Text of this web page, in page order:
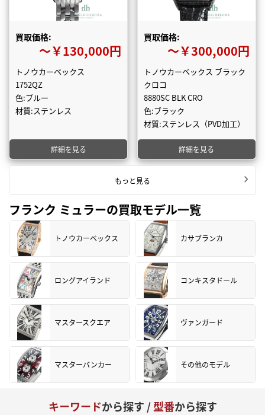
買取価格:
〜￥130,000円
トノウカーベックス
1752QZ
色:ブルー
材質:ステンレス
詳細を見る
買取価格:
〜￥300,000円
トノウカーベックス ブラック
クロコ
8880SC BLK CRO
色:ブラック
材質:ステンレス（PVD加工）
詳細を見る
もっと見る
フランク ミュラーの買取モデル一覧
トノウカーベックス カサブランカ
ロングアイランド コンキスタドール
マスタースクエア ヴァンガード
マスターバンカー その他のモデル
キーワードから探す /型番から探す